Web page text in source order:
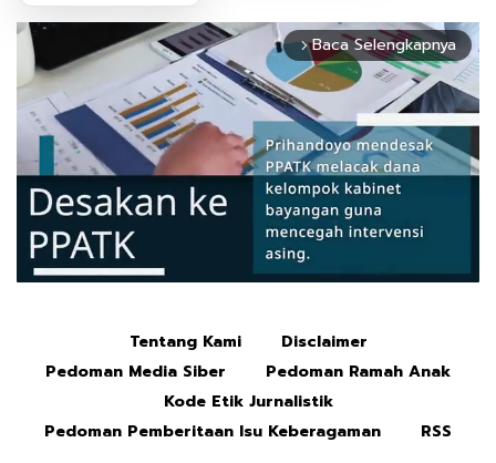
arrow_forward_ios Baca Selengkapnya
Tentang Kami
Disclaimer
Pedoman Media Siber
Pedoman Ramah Anak
Kode Etik Jurnalistik
Pedoman Pemberitaan Isu Keberagaman
RSS